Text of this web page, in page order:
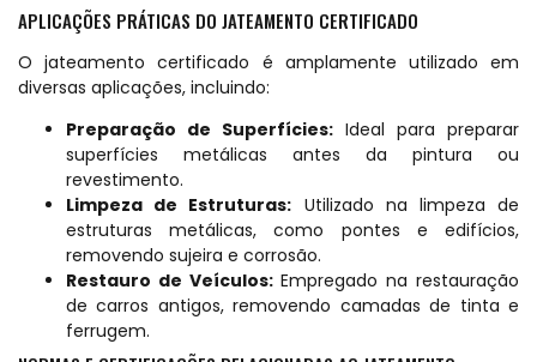
APLICAÇÕES PRÁTICAS DO JATEAMENTO CERTIFICADO
O jateamento certificado é amplamente utilizado em
diversas aplicações, incluindo:
Preparação de Superfícies: Ideal para preparar
superfícies metálicas antes da pintura ou
revestimento.
Limpeza de Estruturas: Utilizado na limpeza de
estruturas metálicas, como pontes e edifícios,
removendo sujeira e corrosão.
Restauro de Veículos:Empregado na restauração
de carros antigos, removendo camadas de tinta e
ferrugem.